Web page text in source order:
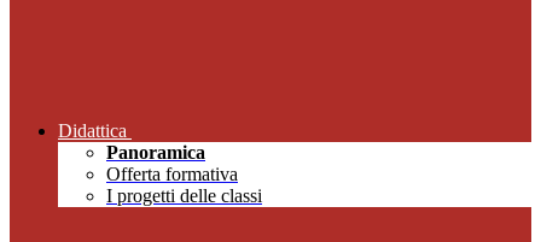
Didattica
Panoramica
Offerta formativa
I progetti delle classi